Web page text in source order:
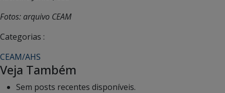
Fotos: arquivo CEAM
Categorias :
CEAM/AHS
Veja Também
Sem posts recentes disponíveis.